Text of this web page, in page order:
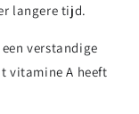
langere tijd.
verstandige
vitamine A heeft